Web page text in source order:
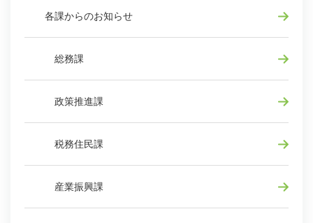
各課からのお知らせ
総務課
政策推進課
税務住民課
産業振興課